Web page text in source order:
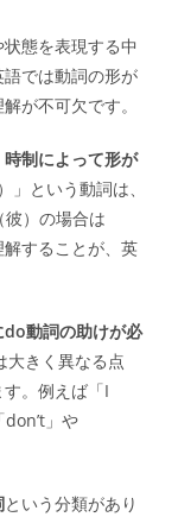
態を表現する中
では動詞の形が
が不可欠です。
制によって形が
という動詞は、
）の場合は
解することが、英
do動詞の助けが必
大きく異なる点
。例えば「I
」や
という分類があり